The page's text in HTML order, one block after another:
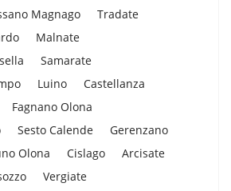
Magnago
Tradate
Malnate
Samarate
Luino
Castellanza
Fagnano Olona
Sesto Calende
Gerenzano
Olona Cislago
Arcisate
Vergiate